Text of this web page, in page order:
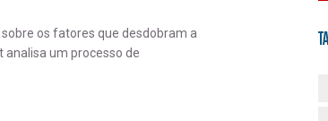
os fatores que desdobram a
analisa um processo de